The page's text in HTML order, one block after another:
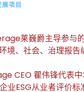
项目
莱巍爵主导参与
境、社会、治理报
CEO 瞿伟锋代表
业ESG从业者评价标